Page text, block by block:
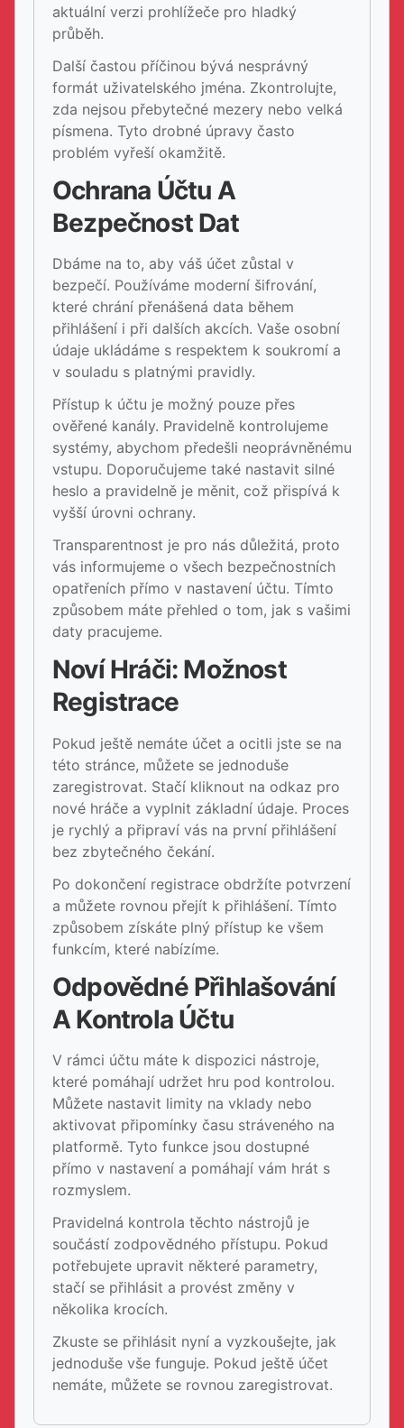
aktuální verzi prohlížeče pro hladký
průběh.
Další častou příčinou bývá nesprávný
formát uživatelského jména. Zkontrolujte,
zda nejsou přebytečné mezery nebo velká
písmena. Tyto drobné úpravy často
problém vyřeší okamžitě.
Ochrana Účtu A
Bezpečnost Dat
Dbáme na to, aby váš účet zůstal v
bezpečí. Používáme moderní šifrování,
které chrání přenášená data během
přihlášení i při dalších akcích. Vaše osobní
údaje ukládáme s respektem k soukromí a
v souladu s platnými pravidly.
Přístup k účtu je možný pouze přes
ověřené kanály. Pravidelně kontrolujeme
systémy, abychom předešli neoprávněnému
vstupu. Doporučujeme také nastavit silné
heslo a pravidelně je měnit, což přispívá k
vyšší úrovni ochrany.
Transparentnost je pro nás důležitá, proto
vás informujeme o všech bezpečnostních
opatřeních přímo v nastavení účtu. Tímto
způsobem máte přehled o tom, jak s vašimi
daty pracujeme.
Noví Hráči: Možnost
Registrace
Pokud ještě nemáte účet a ocitli jste se na
této stránce, můžete se jednoduše
zaregistrovat. Stačí kliknout na odkaz pro
nové hráče a vyplnit základní údaje. Proces
je rychlý a připraví vás na první přihlášení
bez zbytečného čekání.
Po dokončení registrace obdržíte potvrzení
a můžete rovnou přejít k přihlášení. Tímto
způsobem získáte plný přístup ke všem
funkcím, které nabízíme.
Odpovědné Přihlašování
A Kontrola Účtu
V rámci účtu máte k dispozici nástroje,
které pomáhají udržet hru pod kontrolou.
Můžete nastavit limity na vklady nebo
aktivovat připomínky času stráveného na
platformě. Tyto funkce jsou dostupné
přímo v nastavení a pomáhají vám hrát s
rozmyslem.
Pravidelná kontrola těchto nástrojů je
součástí zodpovědného přístupu. Pokud
potřebujete upravit některé parametry,
stačí se přihlásit a provést změny v
několika krocích.
Zkuste se přihlásit nyní a vyzkoušejte, jak
jednoduše vše funguje. Pokud ještě účet
nemáte, můžete se rovnou zaregistrovat.